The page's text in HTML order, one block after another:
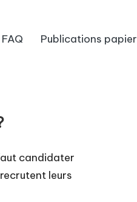
FAQ Publications papier
candidater
leurs